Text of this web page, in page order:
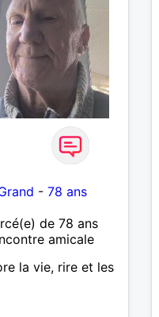
- 78 ans
de 78 ans
amicale
la vie, rire et les